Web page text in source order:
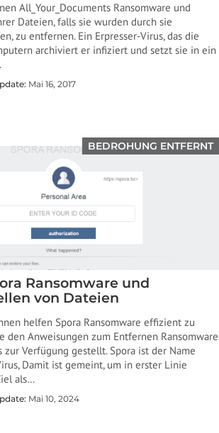
All_Your_Documents Ransomware und
Dateien, falls sie wurden durch sie
zu entfernen. Ein Erpresser-Virus, das die
archiviert er infiziert und setzt sie in ein
Mai 16, 2017
BEDROHUNG ENTFERNT
Ransomware und
von Dateien
helfen Spora Ransomware effizient zu
den Anweisungen zum Entfernen Ransomware
zur Verfügung gestellt. Spora ist der Name
Damit ist gemeint, um in erster Linie
als…
Mai 10, 2024